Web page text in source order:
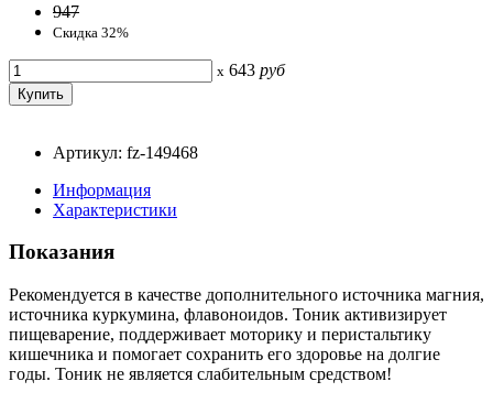
947
Скидка 32%
x 643 руб
Артикул: fz-149468
Информация
Характеристики
Показания
Рекомендуется в качестве дополнительного источника магния,
источника куркумина, флавоноидов. Тоник активизирует
пищеварение, поддерживает моторику и перистальтику
кишечника и помогает сохранить его здоровье на долгие
годы. Тоник не является слабительным средством!